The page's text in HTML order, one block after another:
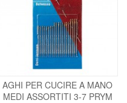
AGHI PER CUCIRE A MANO
MEDI ASSORTITI 3-7 PRYM